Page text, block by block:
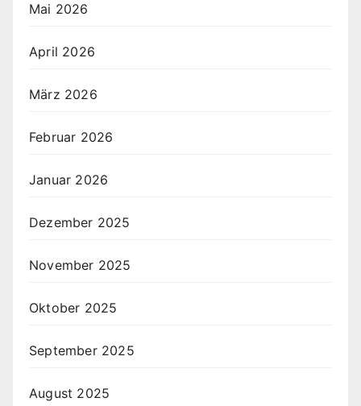
Mai 2026
April 2026
März 2026
Februar 2026
Januar 2026
Dezember 2025
November 2025
Oktober 2025
September 2025
August 2025